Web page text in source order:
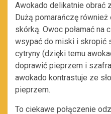
Awokado delikatnie obrać
Dużą pomarańczę również
skórką. Owoc połamać na
wsypać do miski i skropić
cytryny (dzięki temu
doprawić pieprzem i
awokado kontrastuje ze
pieprzem.
To ciekawe połączenie